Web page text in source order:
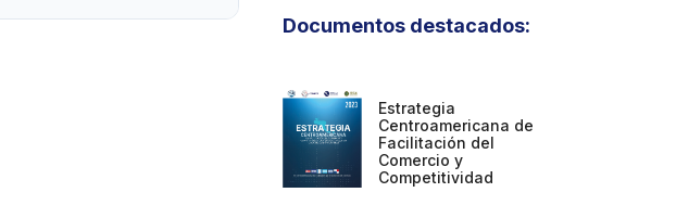
Documentos destacados:
Estrategia
Centroamericana de
Facilitación del
Comercio y
Competitividad